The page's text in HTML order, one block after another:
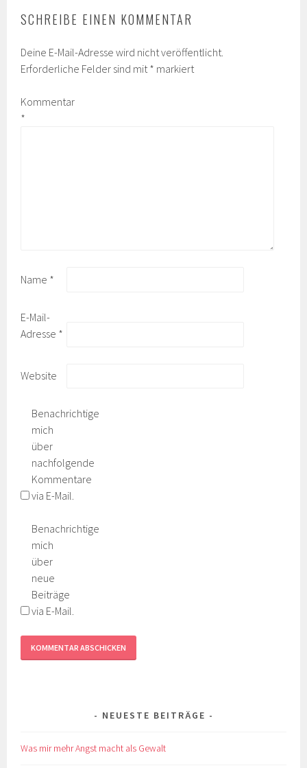
SCHREIBE EINEN KOMMENTAR
Deine E-Mail-Adresse wird nicht veröffentlicht.
Erforderliche Felder sind mit * markiert
Kommentar
*
Name *
E-Mail-
Adresse *
Website
Benachrichtige
mich
über
nachfolgende
Kommentare
via E-Mail.
Benachrichtige
mich
über
neue
Beiträge
via E-Mail.
NEUESTE BEITRÄGE
Was mir mehr Angst macht als Gewalt